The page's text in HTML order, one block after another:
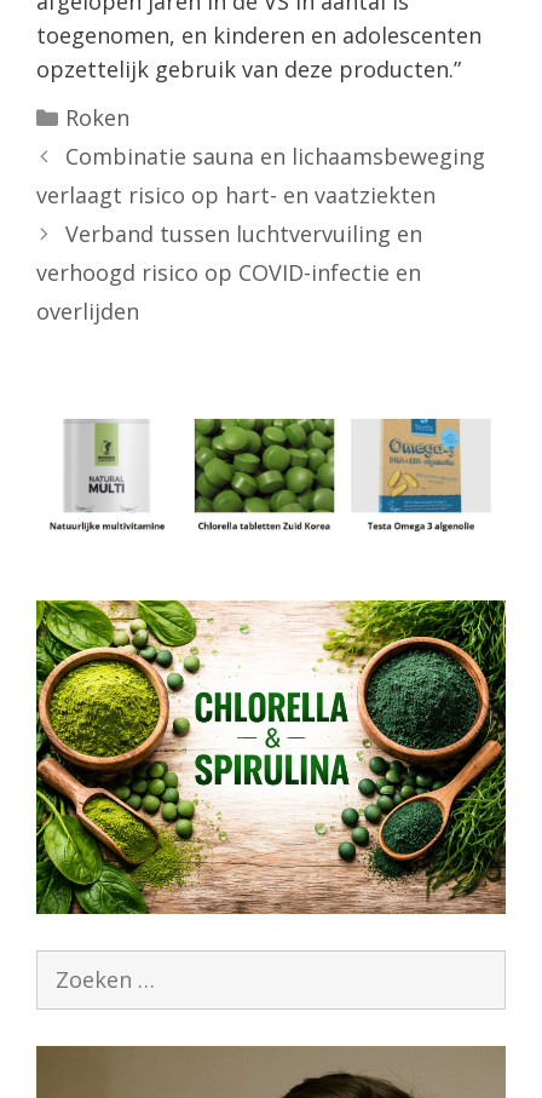
toegenomen, en kinderen en adolescenten
opzettelijk gebruik van deze producten.”
Categorieën
Roken
Combinatie sauna en lichaamsbeweging
verlaagt risico op hart- en vaatziekten
Verband tussen luchtvervuiling en
verhoogd risico op COVID-infectie en
overlijden
Zoek